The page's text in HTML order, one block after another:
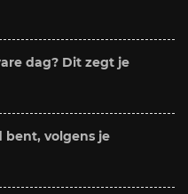
dag? Dit zegt je
bent, volgens je